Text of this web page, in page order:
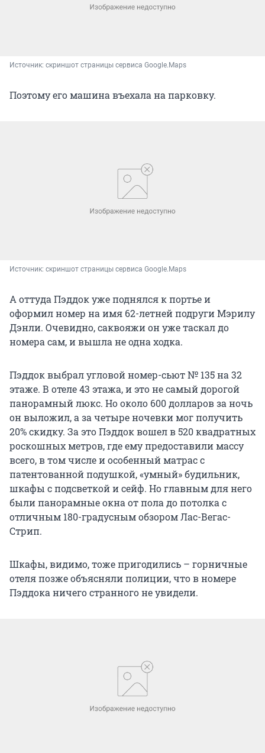
Источник: скриншот страницы сервиса Google.Maps
Поэтому его машина въехала на парковку.
Источник: скриншот страницы сервиса Google.Maps
А оттуда Пэддок уже поднялся к портье и
оформил номер на имя 62-летней подруги Мэрилу
Дэнли. Очевидно, саквояжи он уже таскал до
номера сам, и вышла не одна ходка.
Пэддок выбрал угловой номер-сьют № 135 на 32
этаже. В отеле 43 этажа, и это не самый дорогой
панорамный люкс. Но около 600 долларов за ночь
он выложил, а за четыре ночевки мог получить
20% скидку. За это Пэддок вошел в 520 квадратных
роскошных метров, где ему предоставили массу
всего, в том числе и особенный матрас с
патентованной подушкой, «умный» будильник,
шкафы с подсветкой и сейф. Но главным для него
были панорамные окна от пола до потолка с
отличным 180-градусным обзором Лас-Вегас-
Стрип.
Шкафы, видимо, тоже пригодились – горничные
отеля позже объясняли полиции, что в номере
Пэддока ничего странного не увидели.